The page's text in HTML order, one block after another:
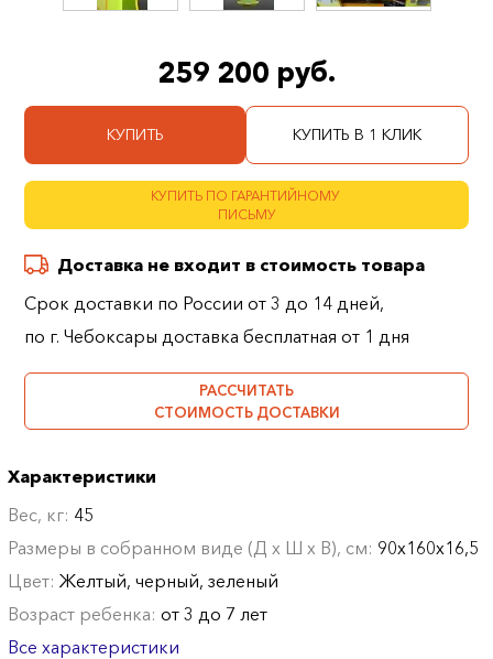
259 200 руб.
КУПИТЬ КУПИТЬ В 1 КЛИК
КУПИТЬ ПО ГАРАНТИЙНОМУ
ПИСЬМУ
Доставка не входит в стоимость товара
Срок доставки по России от 3 до 14 дней,
по г. Чебоксары доставка бесплатная от 1 дня
РАССЧИТАТЬ
СТОИМОСТЬ ДОСТАВКИ
Характеристики
Вес, кг: 45
Размеры в собранном виде (Д х Ш х В), см: 90х160х16,5
Цвет:Желтый, черный, зеленый
Возраст ребенка:от 3 до 7 лет
Все характеристики